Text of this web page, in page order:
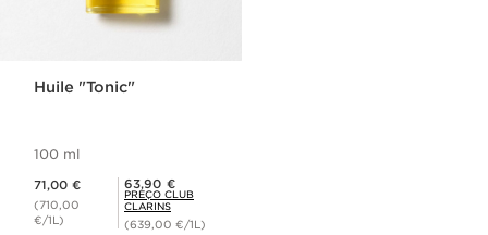
Huile "Tonic"
100 ml
71,00 €
(710,00
€/1L)
Preço Club Clarins 63,90 €
63,90 €
PREÇO CLUB
CLARINS
(639,00 €/1L)